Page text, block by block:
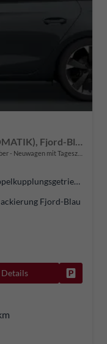
Basis 1.5 eTSI 150PS DSG (AUTOMATIK), Fjord-Blau, 18" Alu Garbi, Sitzheizung, M-Lederlenkrad beheizt, Parksensoren vorne und hinten, Adaptiver Tempomat, 3-Zonen-Climatronic, Radio 12,9" + Full Link (Navi-Funktion über Smartphone), Elektr. Heckklappe
Neuwagen mit Tageszulassung
Doppelkupplungsgetriebe (DSG)
Fjord-Blau
Details